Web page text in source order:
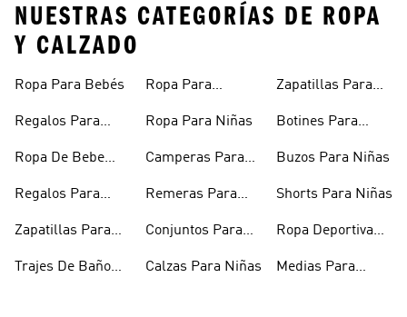
NUESTRAS CATEGORÍAS DE ROPA
Y CALZADO
Ropa Para Bebés
Regalos Para
Ropa De Bebe
Regalos Para
Zapatillas Para
Trajes De Baño
Ropa Para
Ropa Para Niñas
Camperas Para
Remeras Para
Conjuntos Para
Calzas Para Niñas
Zapatillas Para
Botines Para
Buzos Para Niñas
Shorts Para Niñas
Ropa Deportiva
Medias Para